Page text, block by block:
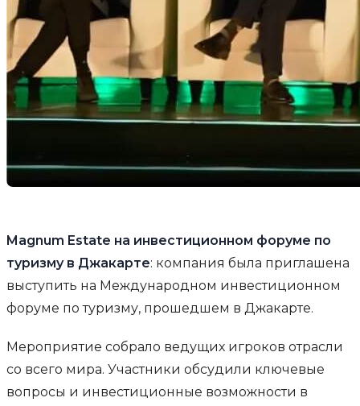
Magnum Estate на инвестиционном форуме по
туризму в Джакарте: компания была приглашена
выступить на Международном инвестиционном
форуме по туризму, прошедшем в Джакарте.
Мероприятие собрало ведущих игроков отрасли
со всего мира. Участники обсудили ключевые
вопросы и инвестиционные возможности в